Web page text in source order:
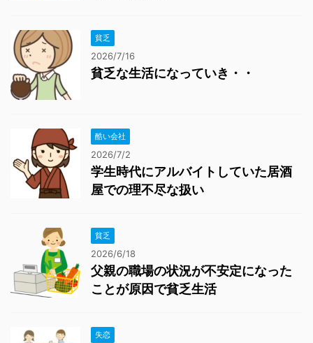
貧乏
2026/7/16
貧乏な生活になっていき・・
酷い会社
2026/7/2
学生時代にアルバイトしていた居酒
屋での理不尽な扱い
貧乏
2026/6/18
父親の職場の状況が不安定になった
ことが原因で貧乏生活
失恋